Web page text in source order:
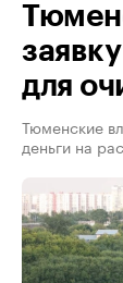
для
Тюменские
деньги на